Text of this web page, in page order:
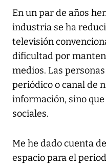
En un par de años
industria se ha
televisión
dificultad por
medios. Las
periódico o canal de
información, sino
sociales.
Me he dado cuenta
espacio para el